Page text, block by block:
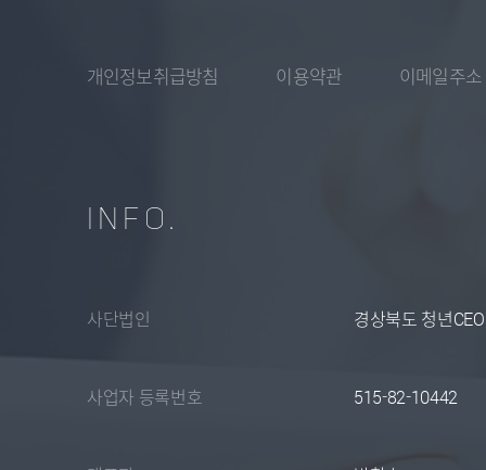
개인정보취급방침 이용약관 이메일주
INFO.
사단법인 경상북도 청년
사업자 등록번호 515-82-10442